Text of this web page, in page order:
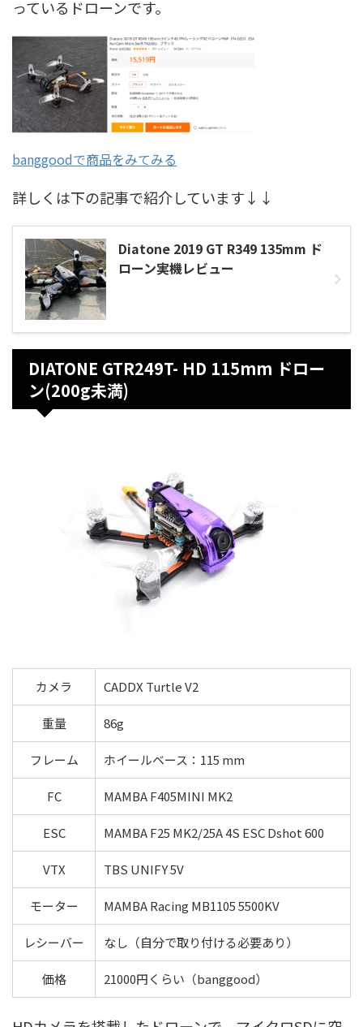
っているドローンです。
banggoodで商品をみてみる
詳しくは下の記事で紹介しています↓↓
Diatone 2019 GT R349 135mm ド
ローン実機レビュー
DIATONE GTR249T- HD 115mm ドロー
ン(200g未満)
カメラ CADDX Turtle V2
重量 86g
フレーム ホイールベース：115 mm
FC MAMBA F405MINI MK2
ESC MAMBA F25 MK2/25A 4S ESC Dshot 600
VTX TBS UNIFY 5V
モーター MAMBA Racing MB1105 5500KV
レシーバー なし（自分で取り付ける必要あり）
価格 21000円くらい（banggood）